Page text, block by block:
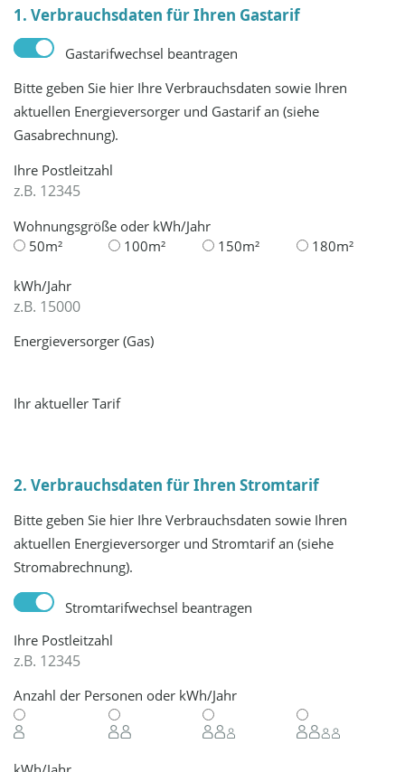
1. Verbrauchsdaten für Ihren Gastarif
Gastarifwechsel beantragen
Bitte geben Sie hier Ihre Verbrauchsdaten sowie Ihren
aktuellen Energieversorger und Gastarif an (siehe
Gasabrechnung).
Ihre Postleitzahl
Wohnungsgröße oder kWh/Jahr
50m²
100m² 150m² 180m²
kWh/Jahr
Energieversorger (Gas)
Ihr aktueller Tarif
2. Verbrauchsdaten für Ihren Stromtarif
Bitte geben Sie hier Ihre Verbrauchsdaten sowie Ihren
aktuellen Energieversorger und Stromtarif an (siehe
Stromabrechnung).
Stromtarifwechsel beantragen
Ihre Postleitzahl
Anzahl der Personen oder kWh/Jahr